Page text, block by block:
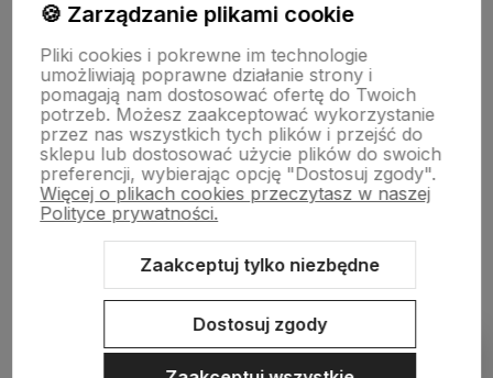
Płatności i dostawa
Informacje
O nas
Sklep internetowy Shoper.pl Szablon Shoper Modern 3.0™
🍪 Zarządzanie plikami cookie
Pliki cookies i pokrewne im technologie
umożliwiają poprawne działanie strony i
pomagają nam dostosować ofertę do Twoich
potrzeb. Możesz zaakceptować wykorzystanie
przez nas wszystkich tych plików i przejść do
sklepu lub dostosować użycie plików do swoich
preferencji, wybierając opcję "Dostosuj zgody".
Więcej o plikach cookies przeczytasz w naszej
Polityce prywatności.
Zaakceptuj tylko niezbędne
Dostosuj zgody